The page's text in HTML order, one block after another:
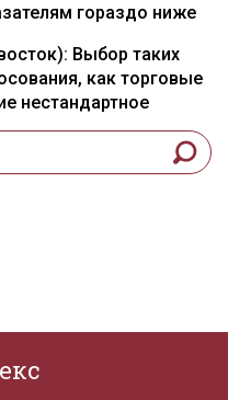
гораздо ниже
Выбор таких
как торговые
нестандартное